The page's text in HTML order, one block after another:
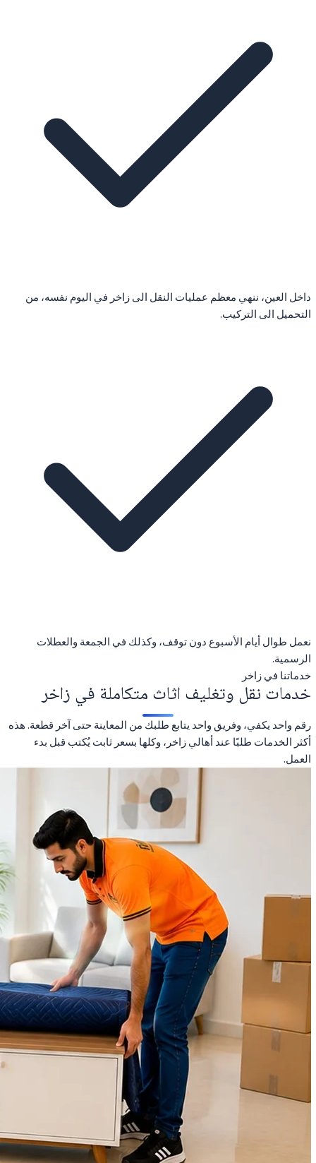
داخل العين، ننهي معظم عمليات النقل الى زاخر في اليوم نفسه، من
التحميل الى التركيب.
نعمل طوال أيام الأسبوع دون توقف، وكذلك في الجمعة والعطلات
الرسمية.
خدماتنا في زاخر
خدمات نقل وتغليف اثاث متكاملة في زاخر
رقم واحد يكفي، وفريق واحد يتابع طلبك من المعاينة حتى آخر قطعة. هذه
أكثر الخدمات طلبًا عند أهالي زاخر، وكلها بسعر ثابت يُكتب قبل بدء
العمل.